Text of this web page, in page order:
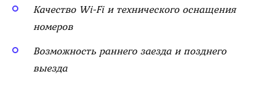
Качество Wi-Fi и технического оснащения
номеров
Возможность раннего заезда и позднего
выезда